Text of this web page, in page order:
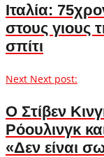
Ιταλία:
στους γιους
σπίτι
Next Next post:
Ο Στίβεν
Ρόουλινγκ
«Δεν είναι